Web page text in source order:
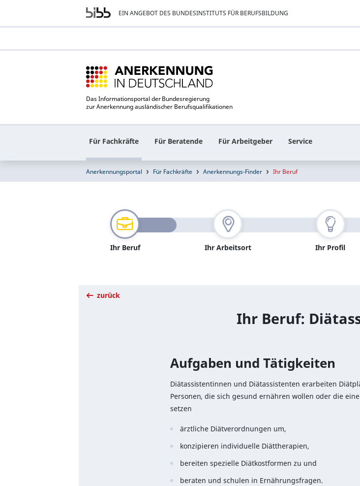
EIN ANGEBOT DES BUNDESINSTITUTS FÜR BERUFSBILDUNG
Das Informationsportal der Bundesregierung
zur Anerkennung ausländischer Berufsqualifikationen
Für Fachkräfte Für Beratende Für Arbeitgeber Service
Anerkennungsportal Für Fachkräfte Anerkennungs-Finder Ihr Beruf
Ihr Beruf Ihr Arbeitsort Ihr Profil
zurück
Ihr Beruf:
Aufgaben und Tätigkeiten
Diätassistentinnen und Diätassistenten erarbeiten
Personen, die sich gesund ernähren wollen oder die
setzen
ärztliche Diätverordnungen um,
konzipieren individuelle Diättherapien,
bereiten spezielle Diätkostformen zu und
beraten und schulen in Ernährungsfragen.